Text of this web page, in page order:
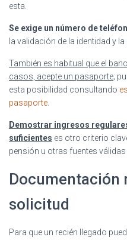
esta.
Se exige un número de
la validación de la identidad y
También es habitual que el
casos, acepte un pasaporte;
esta posibilidad consultando
pasaporte.
Demostrar ingresos
suficientes es otro criterio
pensión u otras fuentes
Documentación
solicitud
Para que un recién llegado